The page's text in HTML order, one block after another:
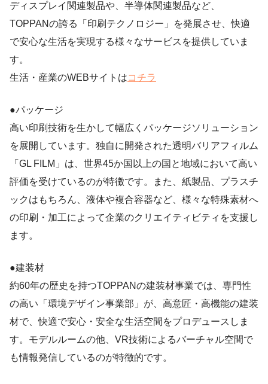
ディスプレイ関連製品や、半導体関連製品など、
TOPPANの誇る「印刷テクノロジー」を発展させ、快適
で安心な生活を実現する様々なサービスを提供していま
す。
生活・産業のWEBサイトはコチラ
●パッケージ
高い印刷技術を生かして幅広くパッケージソリューション
を展開しています。独自に開発された透明バリアフィルム
「GL FILM」は、世界45か国以上の国と地域において高い
評価を受けているのが特徴です。また、紙製品、プラスチ
ックはもちろん、液体や複合容器など、様々な特殊素材へ
の印刷・加工によって企業のクリエイティビティを支援し
ます。
●建装材
約60年の歴史を持つTOPPANの建装材事業では、専門性
の高い「環境デザイン事業部」が、高意匠・高機能の建装
材で、快適で安心・安全な生活空間をプロデュースしま
す。モデルルームの他、VR技術によるバーチャル空間で
も情報発信しているのが特徴的です。